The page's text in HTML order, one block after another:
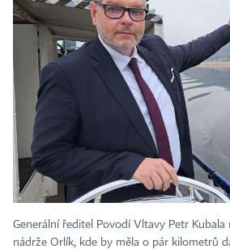
Generální ředitel Povodí Vltavy Petr
nádrže Orlík, kde by měla o pár kilometrů